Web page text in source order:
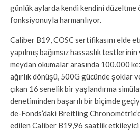
günlük aylarda kendi kendini düzeltme
fonksiyonuyla harmanlıyor.
Caliber B19, COSC sertifikasını elde
yapılmış bağımsız hassaslık
meydan okumalar arasında 100.000
ağırlık dönüşü, 500G gücünde şoklar
çıkan 16 senelik bir yaşlandırma
denetiminden başarılı bir biçimde
de-Fonds’daki Breitling
edilen Caliber B19,96 saatlik